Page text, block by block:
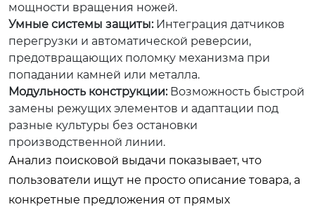
мощности вращения ножей.
Умные системы защиты:Интеграция датчиков
перегрузки и автоматической реверсии,
предотвращающих поломку механизма при
попадании камней или металла.
Модульность конструкции:Возможность быстрой
замены режущих элементов и адаптации под
разные культуры без остановки
производственной линии.
Анализ поисковой выдачи показывает, что
пользователи ищут не просто описание товара, а
конкретные предложения от прямых